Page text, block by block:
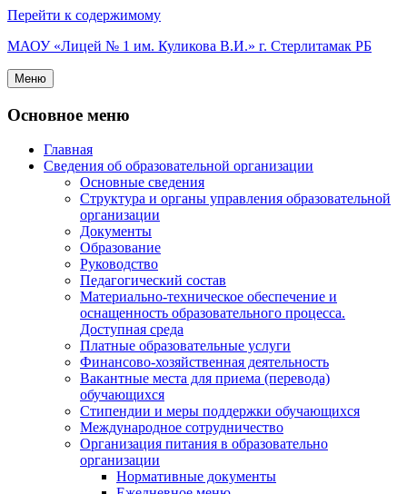
Перейти к содержимому
МАОУ «Лицей № 1 им. Куликова В.И.» г. Стерлитамак РБ
Меню
Основное меню
Главная
Сведения об образовательной организации
Основные сведения
Структура и органы управления образовательной
организации
Документы
Образование
Руководство
Педагогический состав
Материально-техническое обеспечение и
оснащенность образовательного процесса.
Доступная среда
Платные образовательные услуги
Финансово-хозяйственная деятельность
Вакантные места для приема (перевода)
обучающихся
Стипендии и меры поддержки обучающихся
Международное сотрудничество
Организация питания в образовательно
организации
Нормативные документы